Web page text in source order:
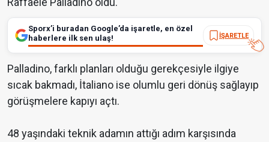
Sporx’i buradan Google’da işaretle, en özel
haberlere ilk sen ulaş!
İŞARETLE
Palladino, farklı planları olduğu gerekçesiyle ilgiye
sıcak bakmadı, İtaliano ise olumlu geri dönüş sağlayıp
görüşmelere kapıyı açtı.
48 yaşındaki teknik adamın attığı adım karşısında